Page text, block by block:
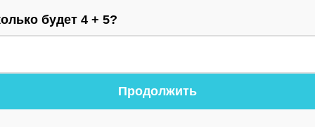
будет 4 + 5?
Продолжить